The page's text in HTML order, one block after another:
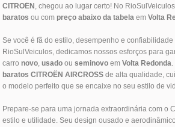
CITROËN , chegou ao lugar certo! No
baratos ou com preço abaixo da tabela em Volta
Se você é fã do estilo, desempenho e confiabilidade
RioSulVeiculos, dedicamos nossos esforços para
carro novo, usado ou seminovo em Volta Redonda
baratos CITROËN AIRCROSS de alta qualidade,
o modelo perfeito que se encaixe no seu estilo de
Prepare-se para uma jornada extraordinária com o
estilo e utilidade. Seu design ousado e